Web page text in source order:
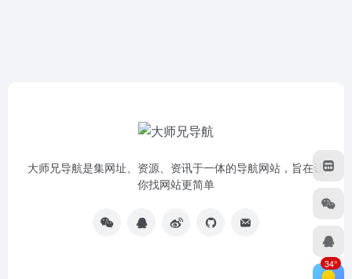
大师兄导航是集网址、资源、资讯于一体的导航网站，旨在让
你找网站更简单
34°